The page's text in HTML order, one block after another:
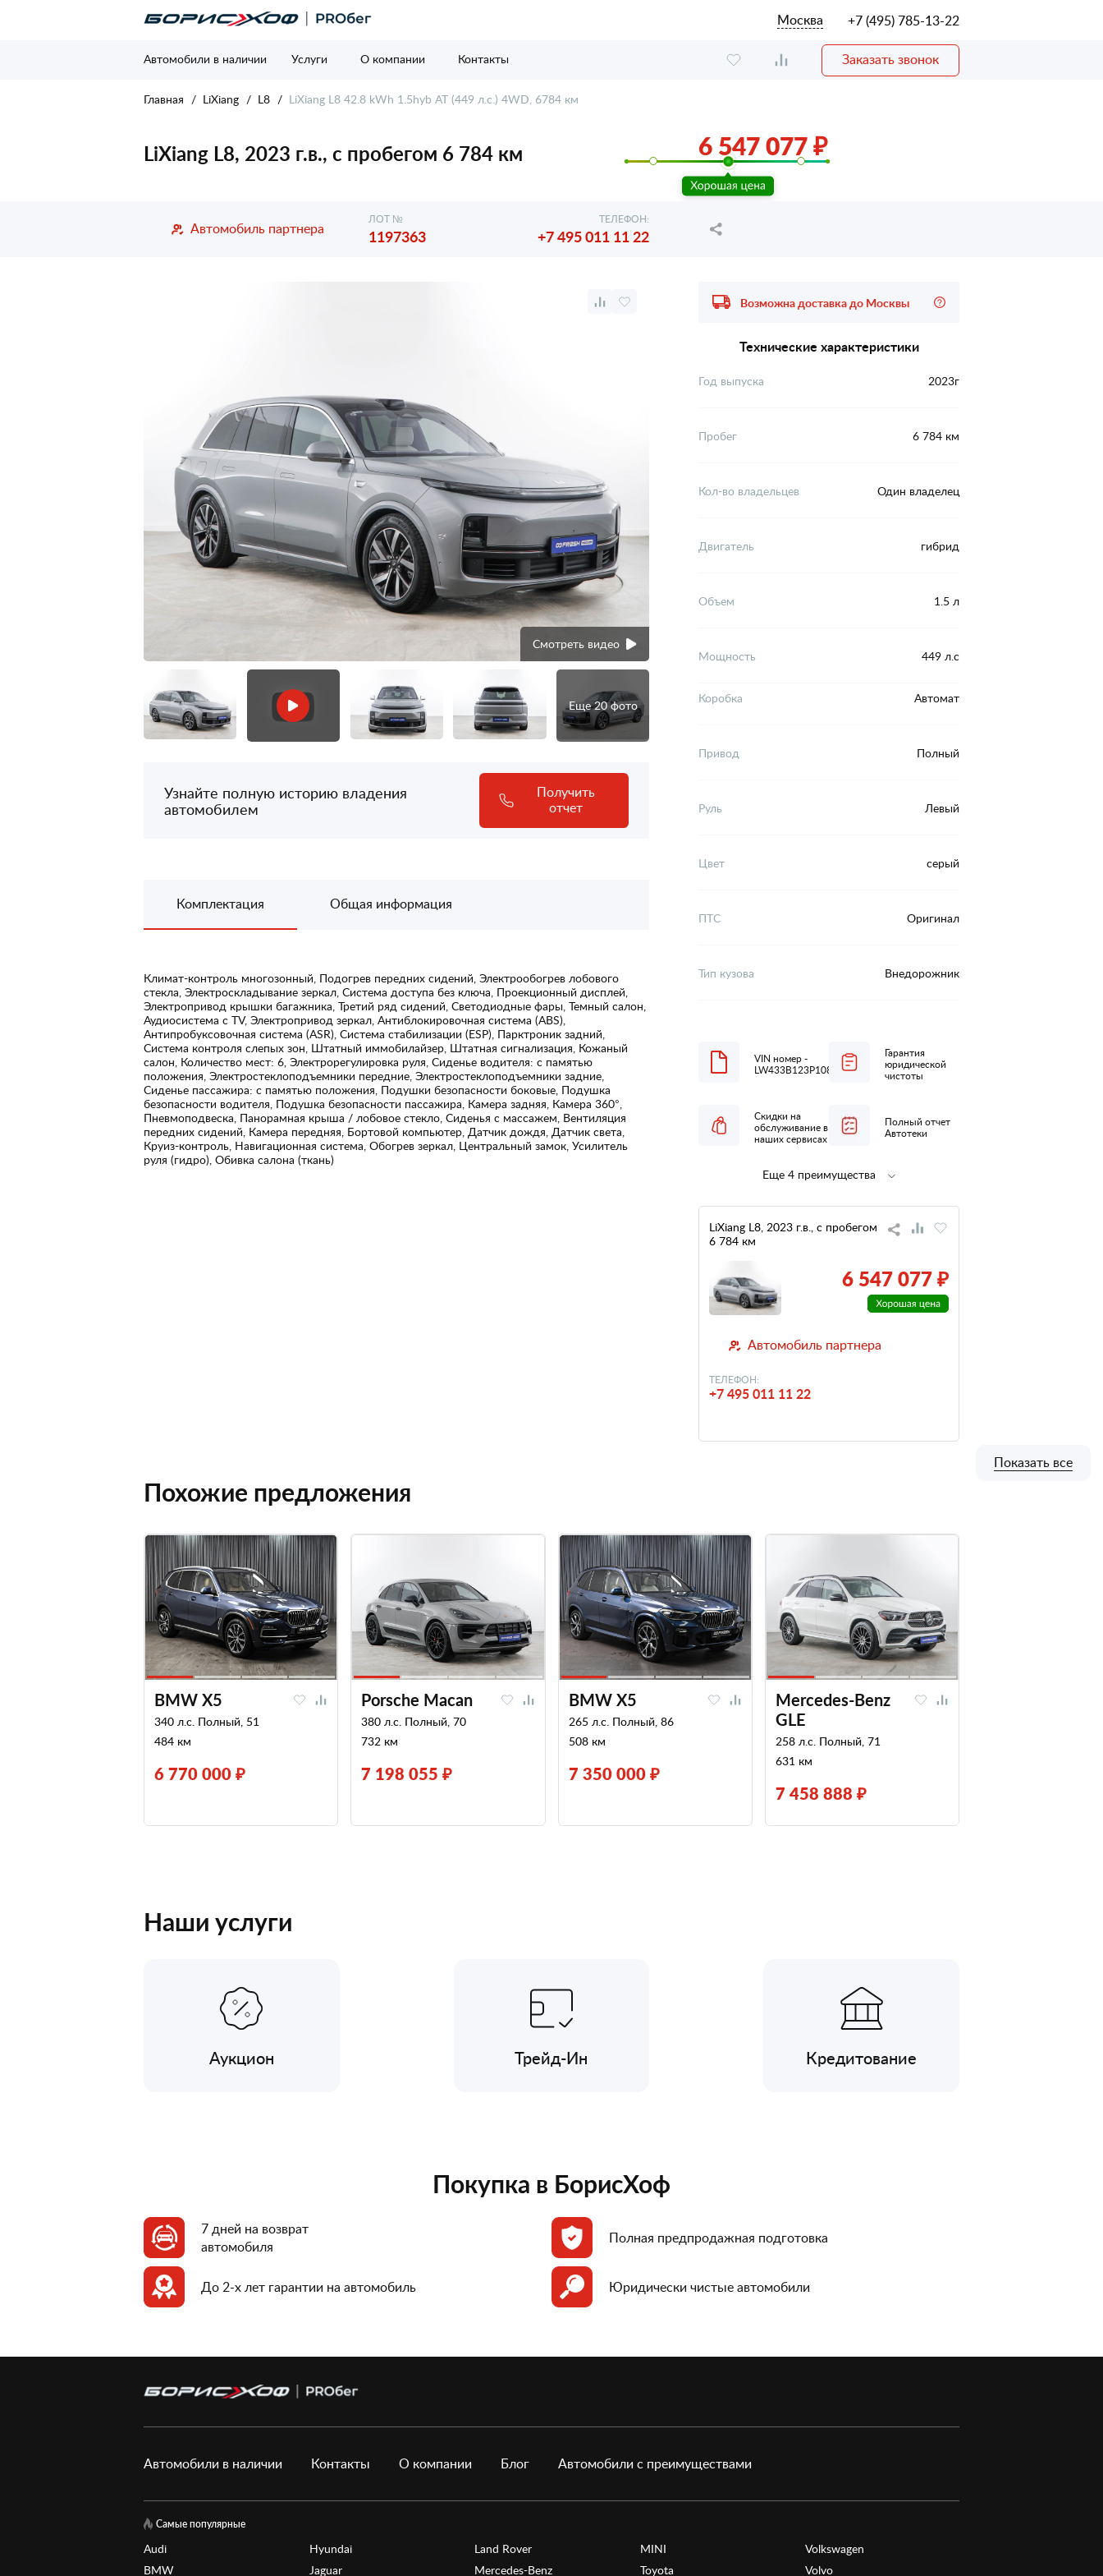
Москва +7 (495) 785-13-22
Автомобили в наличии Услуги О компании Контакты Заказать звонок
Главная LiXiang L8 LiXiang L8 42.8 kWh 1.5hyb AT (449 л.с.) 4WD, 6784 км
LiXiang L8, 2023 г.в., с пробегом 6 784 км 6 547 077 ₽
Автомобиль партнера
ЛОТ №
1197363
ТЕЛЕФОН:
+7 495 011 11 22
Смотреть видео
Еще 20 фото
Узнайте полную историю владения
автомобилем
Получить
отчет
Комплектация Общая информация
Климат-контроль многозонный, Подогрев передних сидений, Электрообогрев лобового
стекла, Электроскладывание зеркал, Система доступа без ключа, Проекционный дисплей,
Электропривод крышки багажника, Третий ряд сидений, Светодиодные фары, Темный салон,
Аудиосистема с TV, Электропривод зеркал, Антиблокировочная система (ABS),
Антипробуксовочная система (ASR), Система стабилизации (ESP), Парктроник задний,
Система контроля слепых зон, Штатный иммобилайзер, Штатная сигнализация, Кожаный
салон, Количество мест: 6, Электрорегулировка руля, Сиденье водителя: с памятью
положения, Электростеклоподъемники передние, Электростеклоподъемники задние,
Сиденье пассажира: с памятью положения, Подушки безопасности боковые, Подушка
безопасности водителя, Подушка безопасности пассажира, Камера задняя, Камера 360°,
Пневмоподвеска, Панорамная крыша / лобовое стекло, Сиденья с массажем, Вентиляция
передних сидений, Камера передняя, Бортовой компьютер, Датчик дождя, Датчик света,
Круиз-контроль, Навигационная система, Обогрев зеркал, Центральный замок, Усилитель
руля (гидро), Обивка салона (ткань)
Возможна доставка до Москвы
Технические характеристики
Год выпуска 2023г
Пробег 6 784 км
Кол-во владельцев Один владелец
Двигатель гибрид
Объем 1.5 л
Мощность 449 л.с
Коробка Автомат
Привод Полный
Руль Левый
Цвет серый
ПТС Оригинал
Тип кузова Внедорожник
VIN номер -
LW433B123P1088270
Гарантия
юридической
чистоты
Скидки на
обслуживание в
наших сервисах
Полный отчет
Автотеки
Полная
не участвовал
Еще 4 преимущества
LiXiang L8, 2023 г.в., с пробегом
6 784 км
6 547 077 ₽
Автомобиль партнера
ТЕЛЕФОН:
+7 495 011 11 22
Похожие предложения
BMW X5
340 л.с. Полный, 51
484 км
6 770 000 ₽
Porsche Macan
380 л.с. Полный, 70
732 км
7 198 055 ₽
BMW X5
265 л.с. Полный, 86
508 км
7 350 000 ₽
Mercedes-Benz
GLE
258 л.с. Полный, 71
631 км
7 458 888 ₽
Показать все
Наши услуги
Аукцион Трейд-Ин Кредитование
Покупка в БорисХоф
7 дней на возврат
автомобиля
Полная предпродажная подготовка
До 2-х лет гарантии на автомобиль Юридически чистые автомобили
Автомобили в наличии Контакты О компании Блог Автомобили с преимуществами
Самые популярные
Audi
BMW
Hyundai
Jaguar
Land Rover
Mercedes-Benz
MINI
Toyota
Volkswagen
Volvo